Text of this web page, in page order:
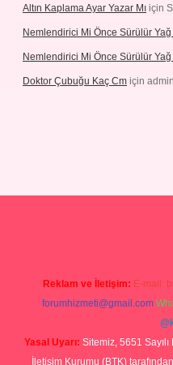
Altın Kaplama Ayar Yazar Mı için
Nemlendirici Mi Önce Sürülür Yağ
Nemlendirici Mi Önce Sürülür Yağ
Doktor Çubuğu Kaç Cm için admin
Reklam ve İletişim: E-mail:
forumhizmeti@gmail.com
Yasal Uyarı: Sitemiz, 5651
İletişim Kurumu (BTK)